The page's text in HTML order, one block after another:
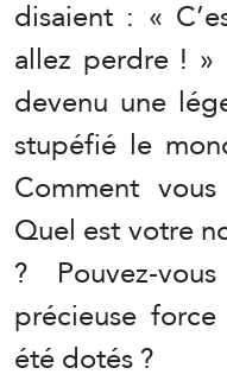
disaient : «
allez perdre !
devenu une
stupéfié le
Comment
Quel est votre
? Pouvez-
précieuse
été dotés ?